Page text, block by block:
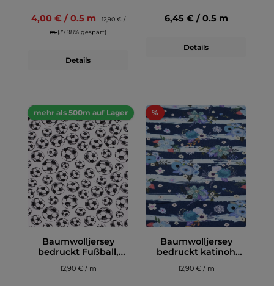
4,00 € / 0.5 m
12,90 € /
m(37.98% gespart)
Details
6,45 € / 0.5 m
Details
mehr als 500m auf Lager
Baumwolljersey
bedruckt Fußball,
weiß
12,90 € / m
%
Baumwolljersey
bedruckt katinoh
BeYOUtiful, blau
12,90 € / m